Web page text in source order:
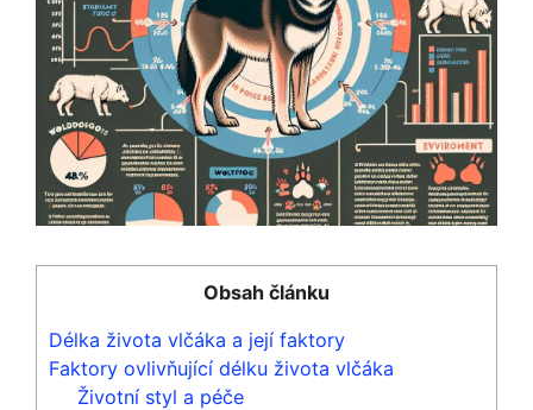
Obsah článku
Délka života vlčáka a její faktory
Faktory ovlivňující délku života vlčáka
Životní styl a péče